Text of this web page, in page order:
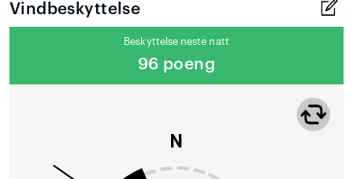
Vindbeskyttelse
Beskyttelse neste natt
96 poeng
N